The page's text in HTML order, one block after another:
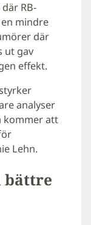
RB-
mindre
där
ut gav
effekt.
analyser
kommer att
Lehn.